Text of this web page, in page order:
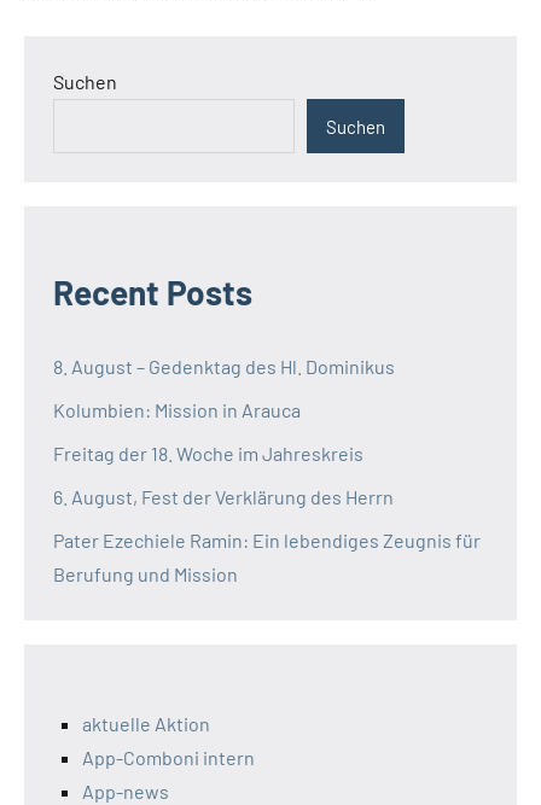
Suchen
Suchen
Recent Posts
8. August – Gedenktag des Hl. Dominikus
Kolumbien: Mission in Arauca
Freitag der 18. Woche im Jahreskreis
6. August, Fest der Verklärung des Herrn
Pater Ezechiele Ramin: Ein lebendiges Zeugnis für
Berufung und Mission
aktuelle Aktion
App-Comboni intern
App-news